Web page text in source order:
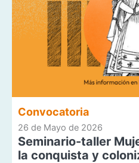
Convocatoria
26 de Mayo de 2026
Seminario-taller
la conquista y